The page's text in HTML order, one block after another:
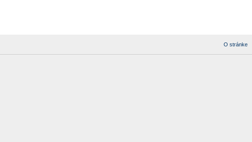
O stránke